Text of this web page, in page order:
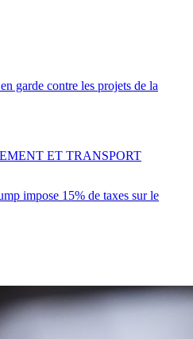
garde contre les projets de la
impose 15% de taxes sur le
ET TRANSPORT